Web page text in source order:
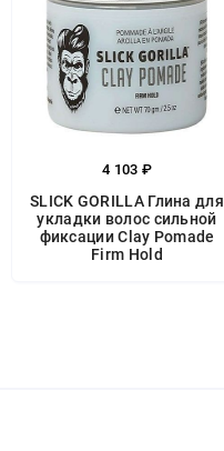
4 103 ₽
SLICK GORILLA Глина для
укладки волос сильной
фиксации Clay Pomade
Firm Hold